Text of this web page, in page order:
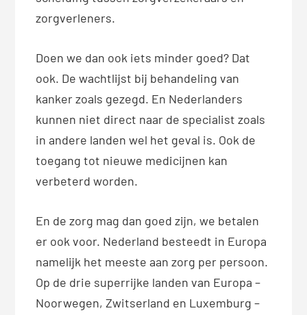
zorgverleners.
Doen we dan ook iets minder goed? Dat
ook. De wachtlijst bij behandeling van
kanker zoals gezegd. En Nederlanders
kunnen niet direct naar de specialist zoals
in andere landen wel het geval is. Ook de
toegang tot nieuwe medicijnen kan
verbeterd worden.
En de zorg mag dan goed zijn, we betalen
er ook voor. Nederland besteedt in Europa
namelijk het meeste aan zorg per persoon.
Op de drie superrijke landen van Europa –
Noorwegen, Zwitserland en Luxemburg –